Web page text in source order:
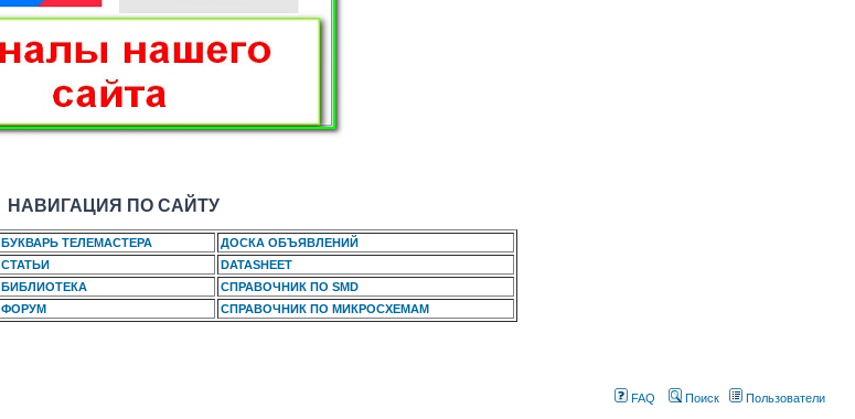
НАВИГАЦИЯ ПО САЙТУ
БУКВАРЬ ТЕЛЕМАСТЕРА
ДОСКА ОБЪЯВЛЕНИЙ
СТАТЬИ
DATASHEET
БИБЛИОТЕКА
СПРАВОЧНИК ПО SMD
ФОРУМ СПРАВОЧНИК ПО МИКРОСХЕМАМ
FAQ Поиск Пользователи